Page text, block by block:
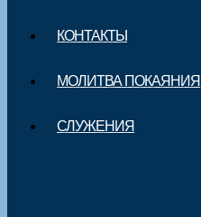
КОНТАКТЫ
МОЛИТВА ПОКАЯНИЯ
СЛУЖЕНИЯ